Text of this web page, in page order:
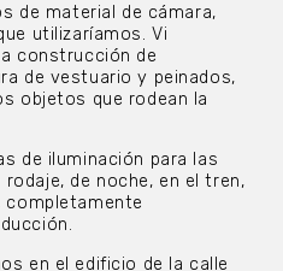
de material de cámara,
utilizaríamos. Vi
construcción de
de vestuario y peinados,
objetos que rodean la
de iluminación para las
de noche, en el tren,
completamente
en el edificio de la calle